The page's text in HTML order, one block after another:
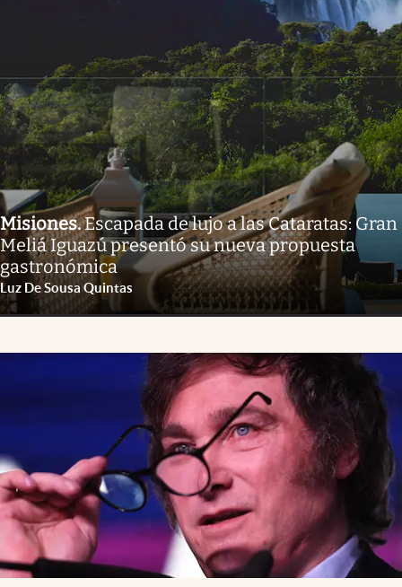
Misiones.Escapada de lujo a las Cataratas: Gran
Meliá Iguazú presentó su nueva propuesta
gastronómica
Luz De Sousa Quintas